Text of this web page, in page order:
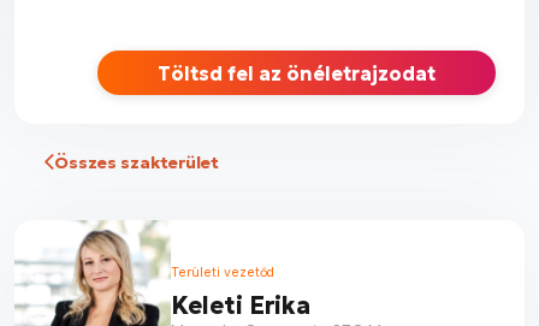
Területi vezetőd
Keleti Erika
Töltsd fel az önéletrajzodat
Összes szakterület